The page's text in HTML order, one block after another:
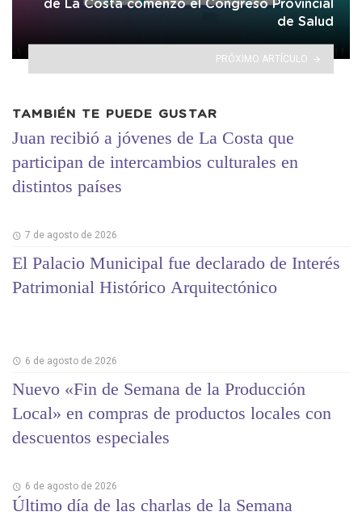
de La Costa comenzó el Congreso Provincial
de Salud
PRÓXIMO ARTÍCULO
TAMBIÉN TE PUEDE GUSTAR
Juan recibió a jóvenes de La Costa que
participan de intercambios culturales en
distintos países
7 de agosto de 2026
El Palacio Municipal fue declarado de Interés
Patrimonial Histórico Arquitectónico
6 de agosto de 2026
Nuevo «Fin de Semana de la Producción
Local» en compras de productos locales con
descuentos especiales
6 de agosto de 2026
Último día de las charlas de la Semana